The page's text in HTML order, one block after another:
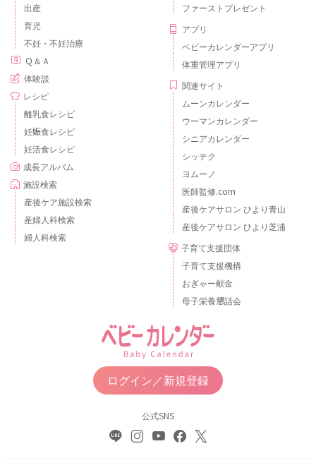
出産
育児
不妊・不妊治療
Ｑ＆Ａ
体験談
レシピ
離乳食レシピ
妊娠食レシピ
妊活食レシピ
成長アルバム
施設検索
産後ケア施設検索
産婦人科検索
婦人科検索
ファーストプレゼント
アプリ
ベビーカレンダーアプリ
体重管理アプリ
関連サイト
ムーンカレンダー
ウーマンカレンダー
シニアカレンダー
シッテク
ヨムーノ
医師監修.com
産後ケアサロン ひより青山
産後ケアサロン ひより芝浦
子育て支援団体
子育て支援機構
おぎゃー献金
母子栄養懇話会
ログイン／新規登録
公式SNS